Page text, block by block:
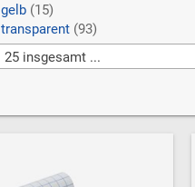
gelb (15)
transparent (93)
25 insgesamt ...